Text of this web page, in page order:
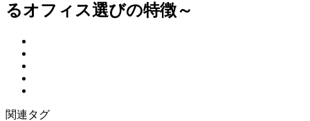
るオフィス選びの特徴～
関連タグ